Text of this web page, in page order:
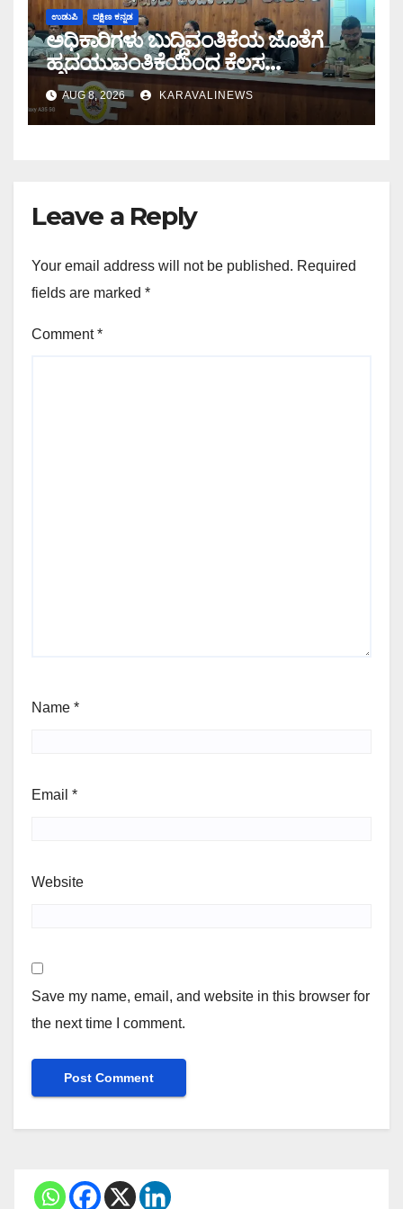
ಉಡುಪಿ ದಕ್ಷಿಣ ಕನ್ನಡ
ಅಧಿಕಾರಿಗಳು ಬುದ್ಧಿವಂತಿಕೆಯ ಜೊತೆಗೆ
ಹೃದಯುವಂತಿಕೆಯಿಂದ ಕೆಲಸ
ಮಾಡಬೇಕು: ಪ್ರಗತಿ ಪರಿಶೀಲನಾ ಸಭೆಯಲ್ಲಿ
ಅಧಿಕಾರಿಗಳಿಗೆ ಆರೋಗ್ಯ ಸಚಿವ ಯು.ಟಿ
ಖಾದರ್ ಕಿವಿಮಾತು
AUG 8, 2026 KARAVALINEWS
Leave a Reply
Your email address will not be published. Required
fields are marked *
Comment*
Name *
Email *
Website
Save my name, email, and website in this browser for
the next time I comment.